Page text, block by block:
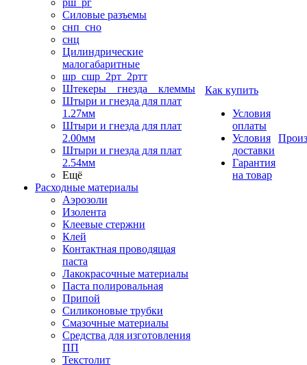
рш_рг
Силовые разъемы
снп_сно
снц
Цилиндрические
малогабаритные
шр_сшр_2рт_2ртт
Штекеры _ гнезда _ клеммы
Штыри и гнезда для плат
1.27мм
Штыри и гнезда для плат
2.00мм
Штыри и гнезда для плат
2.54мм
Ещё
Расходные материалы
Аэрозоли
Изолента
Клеевые стержни
Клей
Контактная проводящая
паста
Лакокрасочные материалы
Паста полировальная
Припой
Силиконовые трубки
Смазочные материалы
Средства для изготовления
ПП
Текстолит
Как купить
Условия
оплаты
Условия
доставки
Гарантия
на товар